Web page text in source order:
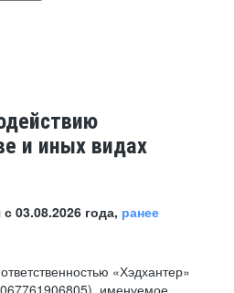
и иных видах
03.08.2026 года, ранее
«Хэдхантер»
именуемое